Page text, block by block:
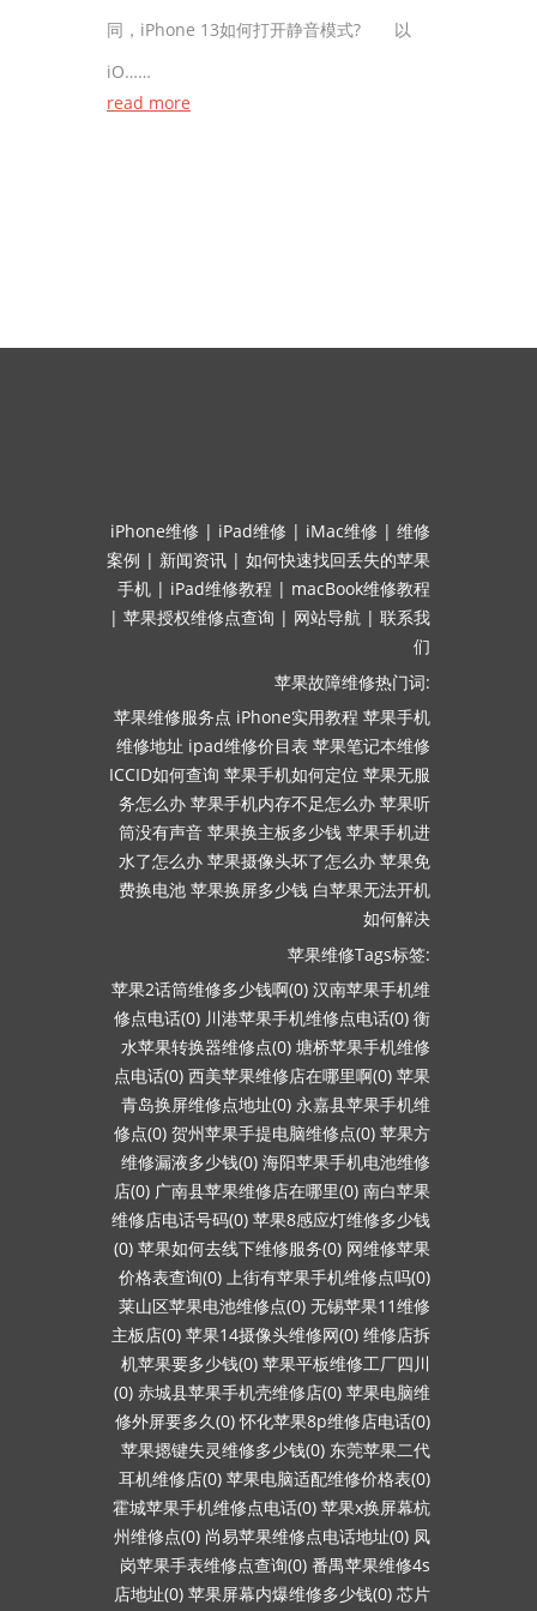
同，iPhone 13如何打开静音模式? 以
iO……
read more
iPhone维修 | iPad维修 | iMac维修 | 维修
案例 | 新闻资讯 | 如何快速找回丢失的苹果
手机 | iPad维修教程 | macBook维修教程
| 苹果授权维修点查询 | 网站导航 | 联系我
们
苹果故障维修热门词:
苹果维修服务点 iPhone实用教程 苹果手机
维修地址 ipad维修价目表 苹果笔记本维修
ICCID如何查询 苹果手机如何定位 苹果无服
务怎么办 苹果手机内存不足怎么办 苹果听
筒没有声音 苹果换主板多少钱 苹果手机进
水了怎么办 苹果摄像头坏了怎么办 苹果免
费换电池 苹果换屏多少钱 白苹果无法开机
如何解决
苹果维修Tags标签:
苹果2话筒维修多少钱啊(0) 汉南苹果手机维
修点电话(0) 川港苹果手机维修点电话(0) 衡
水苹果转换器维修点(0) 塘桥苹果手机维修
点电话(0) 西美苹果维修店在哪里啊(0) 苹果
青岛换屏维修点地址(0) 永嘉县苹果手机维
修点(0) 贺州苹果手提电脑维修点(0) 苹果方
维修漏液多少钱(0) 海阳苹果手机电池维修
店(0) 广南县苹果维修店在哪里(0) 南白苹果
维修店电话号码(0) 苹果8感应灯维修多少钱
(0) 苹果如何去线下维修服务(0) 网维修苹果
价格表查询(0) 上街有苹果手机维修点吗(0)
莱山区苹果电池维修点(0) 无锡苹果11维修
主板店(0) 苹果14摄像头维修网(0) 维修店拆
机苹果要多少钱(0) 苹果平板维修工厂四川
(0) 赤城县苹果手机壳维修店(0) 苹果电脑维
修外屏要多久(0) 怀化苹果8p维修店电话(0)
苹果摁键失灵维修多少钱(0) 东莞苹果二代
耳机维修店(0) 苹果电脑适配维修价格表(0)
霍城苹果手机维修点电话(0) 苹果x换屏幕杭
州维修点(0) 尚易苹果维修点电话地址(0) 凤
岗苹果手表维修点查询(0) 番禺苹果维修4s
店地址(0) 苹果屏幕内爆维修多少钱(0) 芯片